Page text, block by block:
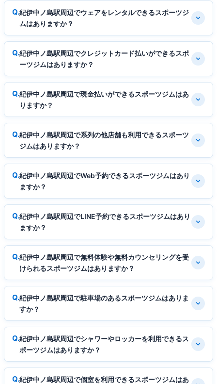
紀伊中ノ島駅周辺でウェアをレンタルできるスポーツジ
ムはありますか？
紀伊中ノ島駅周辺でクレジットカード払いができるスポ
ーツジムはありますか？
紀伊中ノ島駅周辺で現金払いができるスポーツジムはあ
りますか？
紀伊中ノ島駅周辺で系列の他店舗も利用できるスポーツ
ジムはありますか？
紀伊中ノ島駅周辺でWeb予約できるスポーツジムはあり
ますか？
紀伊中ノ島駅周辺でLINE予約できるスポーツジムはあり
ますか？
紀伊中ノ島駅周辺で無料体験や無料カウンセリングを受
けられるスポーツジムはありますか？
紀伊中ノ島駅周辺で駐車場のあるスポーツジムはありま
すか？
紀伊中ノ島駅周辺でシャワーやロッカーを利用できるス
ポーツジムはありますか？
紀伊中ノ島駅周辺で個室を利用できるスポーツジムはあ